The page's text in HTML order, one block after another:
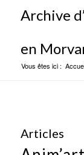
Archive
en
Vous êtes ici :
Articles